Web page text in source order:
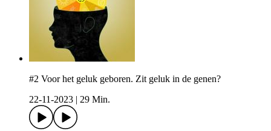
#2 Voor het geluk geboren. Zit geluk in de genen?
22-11-2023
29 Min.